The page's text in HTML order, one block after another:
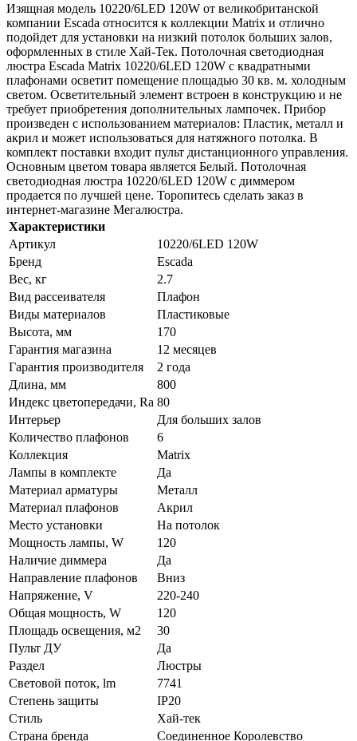
Изящная модель 10220/6LED 120W от великобританской
компании Escada относится к коллекции Matrix и отлично
подойдет для установки на низкий потолок больших залов,
оформленных в стиле Хай-Тек. Потолочная светодиодная
люстра Escada Matrix 10220/6LED 120W с квадратными
плафонами осветит помещение площадью 30 кв. м. холодным
светом. Осветительный элемент встроен в конструкцию и не
требует приобретения дополнительных лампочек. Прибор
произведен с использованием материалов: Пластик, металл и
акрил и может использоваться для натяжного потолка. В
комплект поставки входит пульт дистанционного управления.
Основным цветом товара является Белый. Потолочная
светодиодная люстра 10220/6LED 120W с диммером
продается по лучшей цене. Торопитесь сделать заказ в
интернет-магазине Мегалюстра.
Характеристики
Артикул
10220/6LED 120W
Бренд
Escada
Вес, кг
2.7
Вид рассеивателя
Плафон
Виды материалов
Пластиковые
Высота, мм
170
Гарантия магазина
12 месяцев
Гарантия производителя
2 года
Длина, мм
800
Индекс цветопередачи, Ra 80
Интерьер
Для больших залов
Количество плафонов
6
Коллекция
Matrix
Лампы в комплекте
Да
Материал арматуры
Металл
Материал плафонов
Акрил
Место установки
На потолок
Мощность лампы, W
120
Наличие диммера
Да
Направление плафонов
Вниз
Напряжение, V
220-240
Общая мощность, W
120
Площадь освещения, м2
30
Пульт ДУ
Да
Раздел
Люстры
Световой поток, lm
7741
Степень защиты
IP20
Стиль
Хай-тек
Страна бренда
Соединенное Королевство